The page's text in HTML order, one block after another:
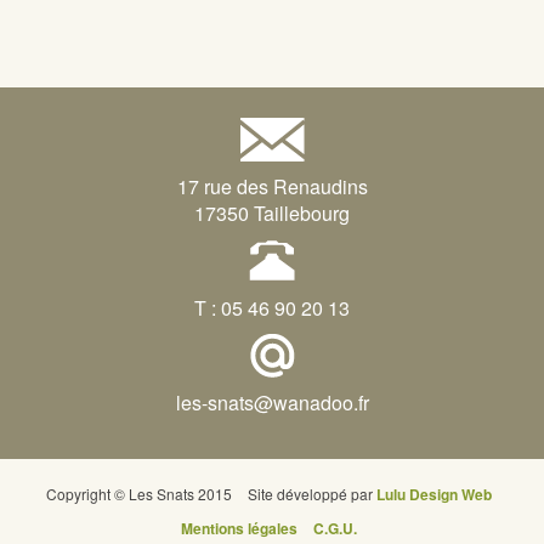
17 rue des Renaudins
17350 Taillebourg
T : 05 46 90 20 13
les-snats@wanadoo.fr
Copyright © Les Snats 2015 Site développé par Lulu Design Web
Mentions légales
C.G.U.